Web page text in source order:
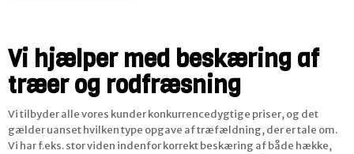
Vi hjælper med beskæring af
træer og rodfræsning
Vi tilbyder alle vores kunder konkurrencedygtige priser, og det
gælder uanset hvilken type opgave af træfældning, der er tale om.
Vi har f.eks. stor viden indenfor korrekt beskæring af både hække,